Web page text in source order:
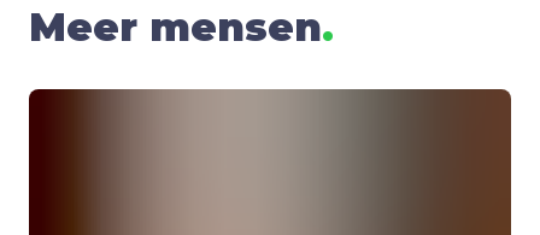
Meer mensen.